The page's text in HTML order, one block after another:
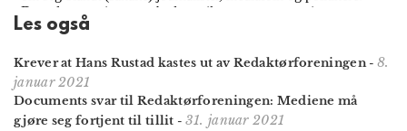
Les også
Krever at Hans Rustad kastes ut av Redaktør­foreningen- 8.
januar 2021
Documents svar til Redaktør­foreningen: Mediene må
gjøre seg fortjent til tillit - 31. januar 2021